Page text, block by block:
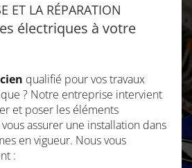
ET LA RÉPARATION
électriques à votre
qualifié pour vos travaux
? Notre entreprise intervient
et poser les éléments
assurer une installation dans
en vigueur. Nous vous
: